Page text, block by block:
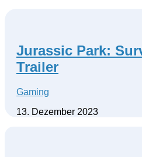
Jurassic Park:
Trailer
Gaming
13. Dezember 2023